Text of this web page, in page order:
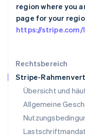
Rechtsbereich
Stripe-
Übersicht und
Allgemeine
region where you
page for your
https://stripe.com/
English
Luxemburg
FrançaisDeutsch
Malta
English
Mexiko
EspañolEnglish
Neuseeland
Niederlande
NederlandsEnglish